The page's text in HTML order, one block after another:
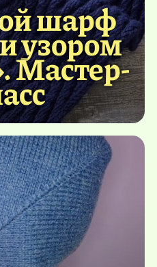
шарф
узором
Мастер-